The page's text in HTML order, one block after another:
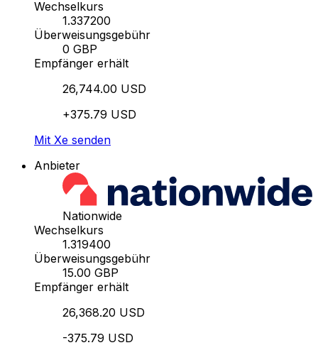
Wechselkurs
1.337200
Überweisungsgebühr
0 GBP
Empfänger erhält
26,744.00 USD
+375.79 USD
Mit Xe senden
Anbieter
Nationwide
Wechselkurs
1.319400
Überweisungsgebühr
15.00 GBP
Empfänger erhält
26,368.20 USD
-375.79 USD